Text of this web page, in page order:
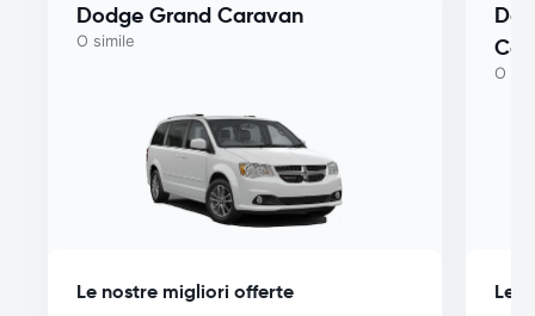
Dodge Grand Caravan
O simile
Le nostre migliori offerte
O
Le